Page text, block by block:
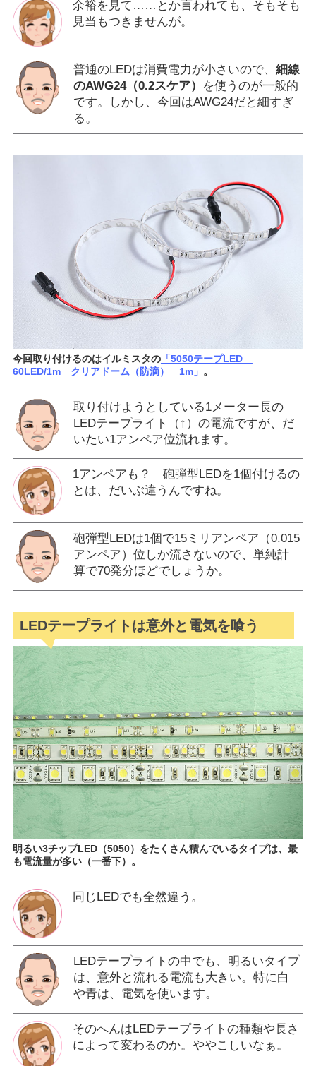
余裕を見て……とか言われても、そもそも
見当もつきませんが。
普通のLEDは消費電力が小さいので、 細線
のAWG24（0.2スケア）
を使うのが一般的
です。しかし、今回はAWG24だと細すぎ
る。
今回取り付けるのはイルミスタの「5050テープLED
60LED/1m クリアドーム（防滴） 1m」 。
取り付けようとしている1メーター長の
LEDテープライト（↑）の電流ですが、だ
いたい1アンペア位流れます。
1アンペアも？ 砲弾型LEDを1個付けるの
とは、だいぶ違うんですね。
砲弾型LEDは1個で15ミリアンペア（0.015
アンペア）位しか流さないので、単純計
算で70発分ほどでしょうか。
LEDテープライトは意外と電気を喰う
明るい3チップLED（5050）をたくさん積んでいるタイプは、最
も電流量が多い（一番下）。
同じLEDでも全然違う。
LEDテープライトの中でも、明るいタイプ
は、意外と流れる電流も大きい。特に白
や青は、電気を使います。
そのへんはLEDテープライトの種類や長さ
によって変わるのか。ややこしいなぁ。